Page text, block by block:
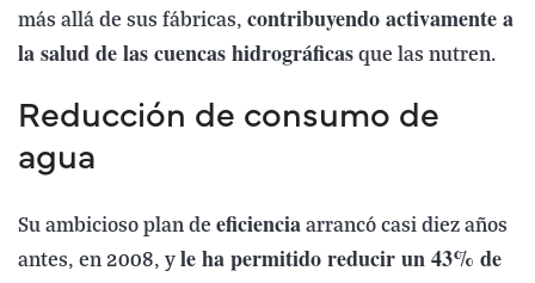
más allá de sus fábricas, contribuyendo activamente a
la salud de las cuencas hidrográficas que las nutren.
Reducción de consumo de
agua
Su ambicioso plan de eficiencia arrancó casi diez años
antes, en 2008, y le ha permitido reducir un 43% de